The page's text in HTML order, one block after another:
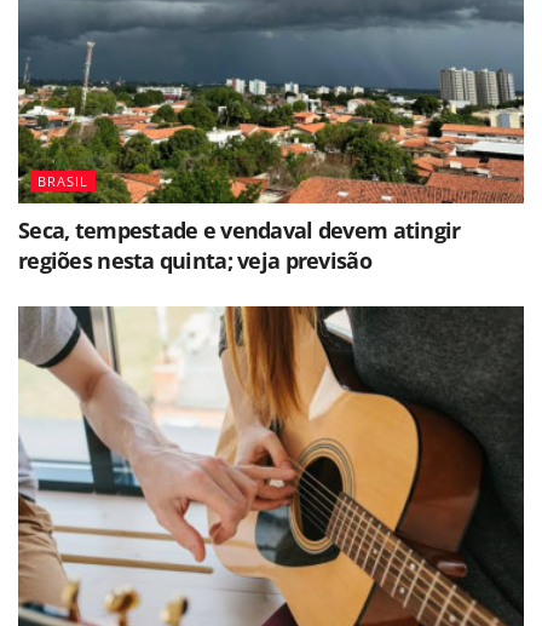
BRASIL
Seca, tempestade e vendaval devem atingir
regiões nesta quinta; veja previsão